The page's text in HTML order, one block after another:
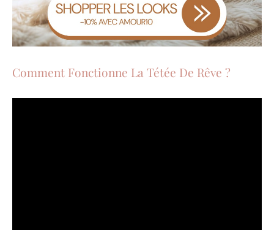
Comment Fonctionne La Tétée De Rêve ?